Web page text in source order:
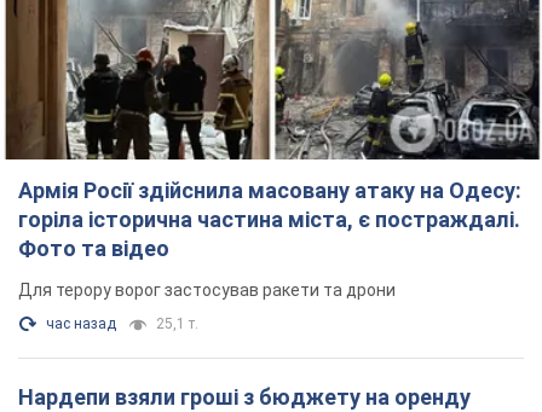
Армія Росії здійснила масовану атаку на Одесу:
горіла історична частина міста, є постраждалі.
Фото та відео
Для терору ворог застосував ракети та дрони
час назад 25,1 т.
Нардепи взяли гроші з бюджету на оренду